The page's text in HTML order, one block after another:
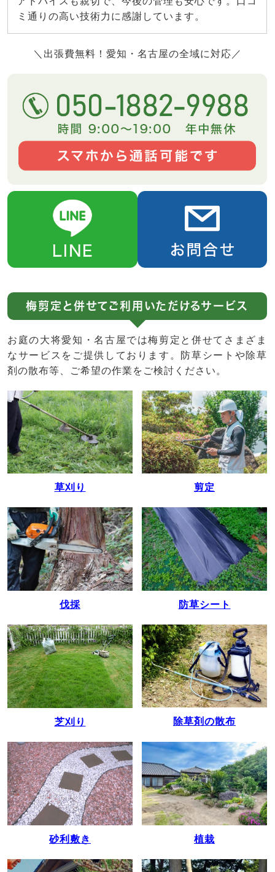
ミ通りの高い技術力に感謝しています。
＼出張費無料！愛知・名古屋の全域に対応／
梅剪定と併せてご利用いただけるサービス
お庭の大将愛知・名古屋では梅剪定と併せてさまざま
なサービスをご提供しております。防草シートや除草
剤の散布等、ご希望の作業をご検討ください。
草刈り 剪定
伐採 防草シート
芝刈り 除草剤の散布
砂利敷き 植栽